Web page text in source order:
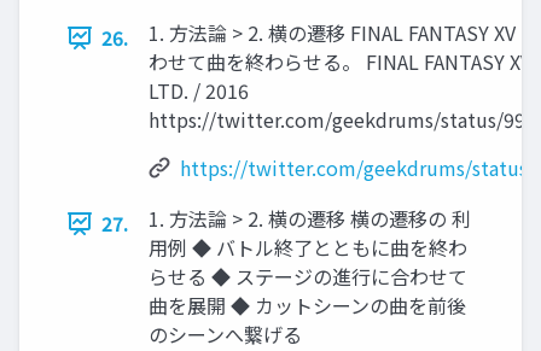
26.
1. 方法論 > 2. 横の遷移 FINAL FANTASY XV
わせて曲を終わらせる。 FINAL FANTASY XV
LTD. / 2016
https://twitter.com/geekdrums/status/
https://twitter.com/geekdrums/status/
27.
1. 方法論 > 2. 横の遷移 横の遷移の 利
用例 ◆ バトル終了とともに曲を終わ
らせる ◆ ステージの進行に合わせて
曲を展開 ◆ カットシーンの曲を前後
のシーンへ繋げる